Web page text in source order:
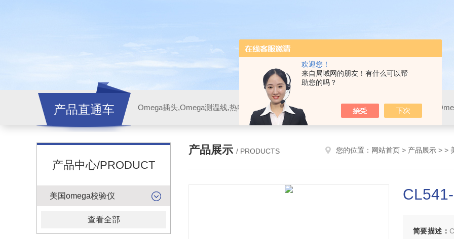
欢迎您！
来自局域网的朋友！有什么可以帮
助您的吗？
产品直通车
产品中心/PRODUCT
美国omega校验仪
查看全部
产品展示 / PRODUCTS 您的位置： 网站首页 > 产品展示 > >
简要描述：